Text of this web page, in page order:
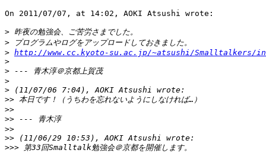
On 2011/07/07, at 14:02, AOKI Atsushi wrote:
>
>
> http://www.cc.kyoto-su.ac.jp/~atsushi/Smalltalkers/
>
>
>
>
>>
>>
>>
>>
>>
>>>